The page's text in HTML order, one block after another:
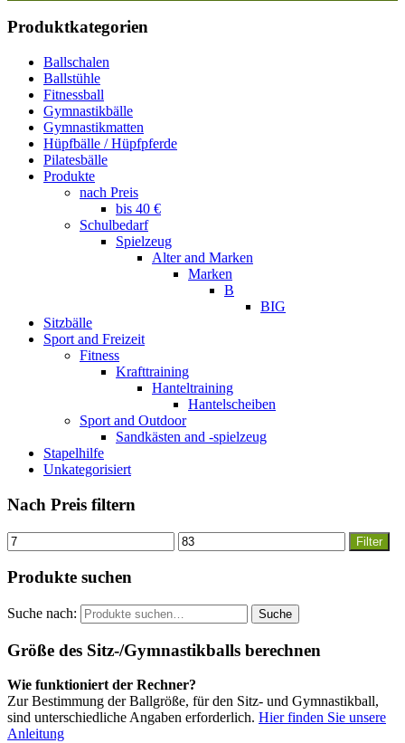
Produktkategorien
Ballschalen
Ballstühle
Fitnessball
Gymnastikbälle
Gymnastikmatten
Hüpfbälle / Hüpfpferde
Pilatesbälle
Produkte
nach Preis
bis 40 €
Schulbedarf
Spielzeug
Alter and Marken
Marken
B
BIG
Sitzbälle
Sport and Freizeit
Fitness
Krafttraining
Hanteltraining
Hantelscheiben
Sport and Outdoor
Sandkästen and -spielzeug
Stapelhilfe
Unkategorisiert
Nach Preis filtern
Filter
Produkte suchen
Suche nach: Suche
Größe des Sitz-/Gymnastikballs berechnen
Wie funktioniert der Rechner?
Zur Bestimmung der Ballgröße, für den Sitz- und Gymnastikball,
sind unterschiedliche Angaben erforderlich. Hier finden Sie unsere
Anleitung